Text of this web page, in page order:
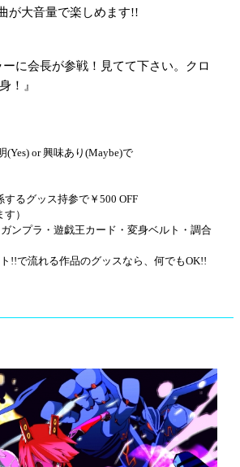
が大音量で楽しめます!!
ーに会長が参戦！見てて下さい。クロ
！』
or 興味あり(Maybe)で
るグッス持参で￥500 OFF
）
ンプラ・遊戯王カード・変身ベルト・調合
!!で流れる作品のグッスなら、何でもOK!!